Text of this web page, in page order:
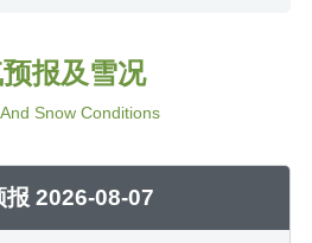
报及雪况
Snow Conditions
报 2026-08-07